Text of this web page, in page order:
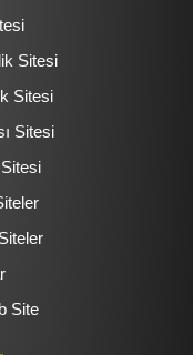
Sitesi
Sitesi
Sitesi
Site